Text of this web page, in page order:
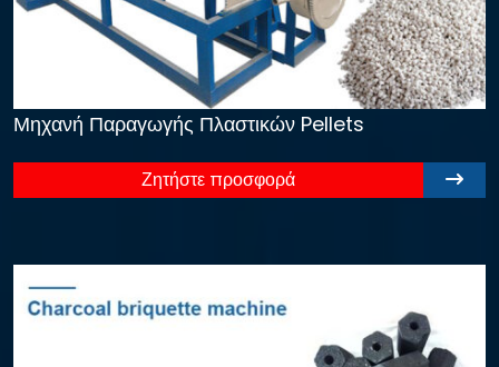
Μηχανή Παραγωγής Πλαστικών Pellets
Ζητήστε προσφορά